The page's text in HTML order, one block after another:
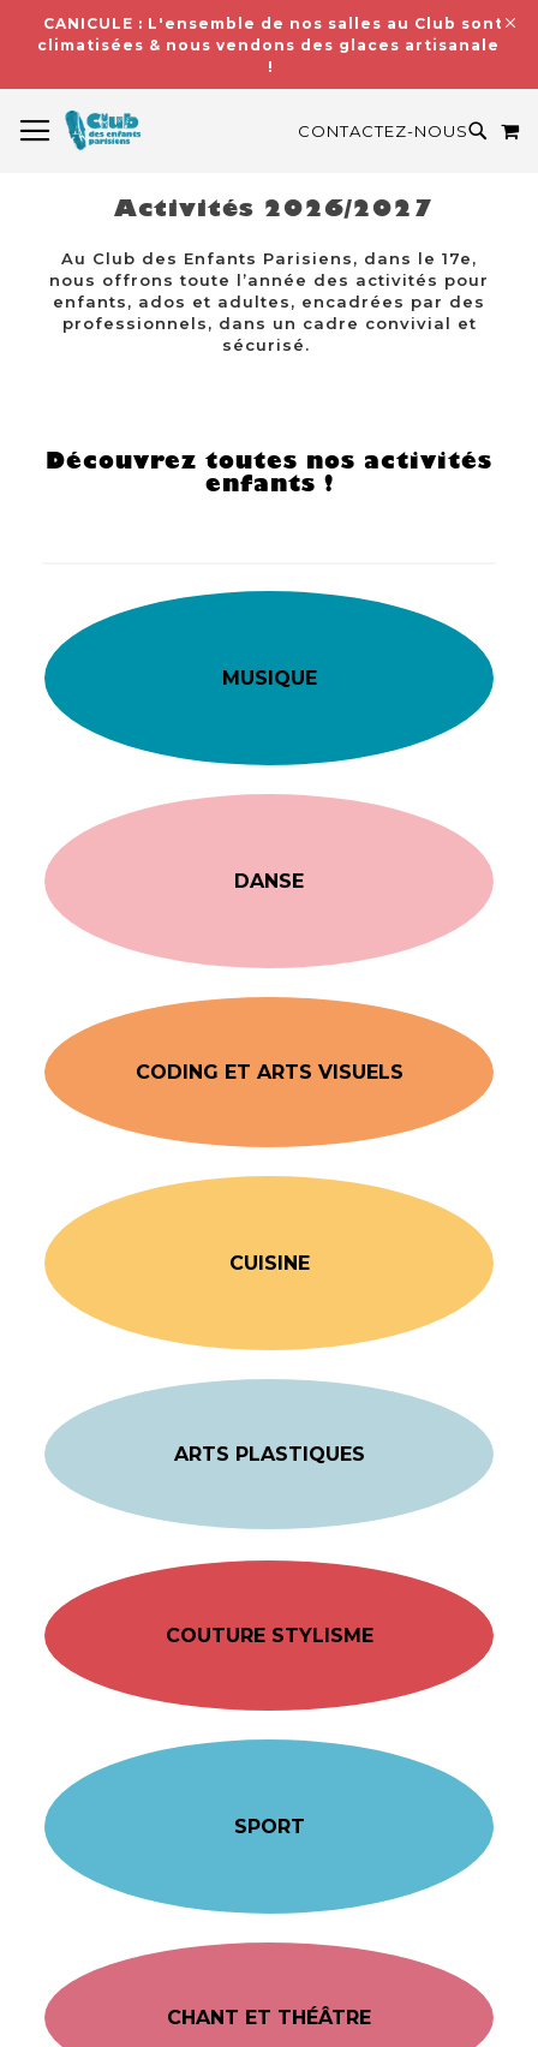
CANICULE : L'ensemble de nos salles au Club sont
climatisées & nous vendons des glaces artisanales
!
CONTACTEZ-NOUS
Activités 2026/2027
Au Club des Enfants Parisiens, dans le 17e,
nous offrons toute l’année des activités pour
enfants, ados et adultes, encadrées par des
professionnels, dans un cadre convivial et
sécurisé.
Découvrez toutes nos activités
enfants !
MUSIQUE
DANSE
CODING ET ARTS VISUELS
CUISINE
ARTS PLASTIQUES
COUTURE STYLISME
SPORT
CHANT ET THÉÂTRE